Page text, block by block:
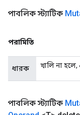
পাবলিক স্ট্যাটিক
পরামিতি
ধারক খালি না
পাবলিক স্ট্যাটিক